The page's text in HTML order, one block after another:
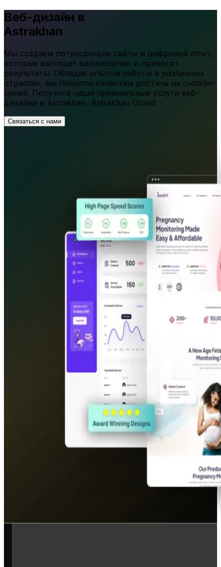
Веб-дизайн в
Astrakhan
Мы создаем потрясающие сайты и цифровой опыт,
которые выглядят великолепно и приносят
результаты. Обладая опытом работы в различных
отраслях, мы помогли клиентам достичь их онлайн-
целей. Получите наши премиальные услуги веб-
дизайна в Astrakhan, Astrakhan Oblast
Связаться с нами